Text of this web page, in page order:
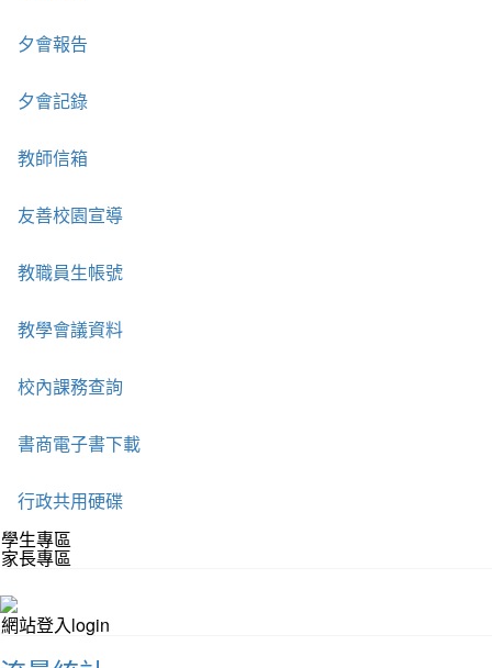
夕會報告
夕會記錄
教師信箱
友善校園宣導
教職員生帳號
教學會議資料
校內課務查詢
書商電子書下載
行政共用硬碟
學生專區
家長專區
網站登入login